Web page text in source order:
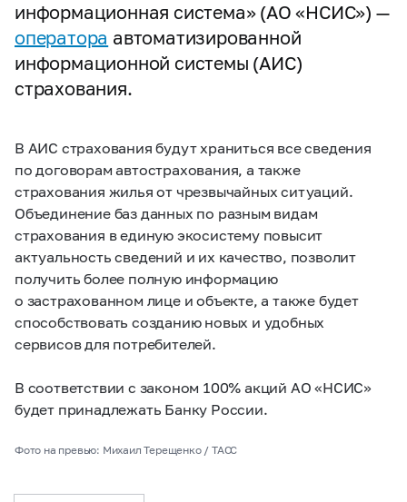
информационная система» (АО «НСИС») —
оператора автоматизированной
информационной системы (АИС)
страхования.
В АИС страхования будут храниться все сведения
по договорам автострахования, а также
страхования жилья от чрезвычайных ситуаций.
Объединение баз данных по разным видам
страхования в единую экосистему повысит
актуальность сведений и их качество, позволит
получить более полную информацию
о застрахованном лице и объекте, а также будет
способствовать созданию новых и удобных
сервисов для потребителей.
В соответствии с законом 100% акций АО «НСИС»
будет принадлежать Банку России.
Фото на превью: Михаил Терещенко / ТАСС